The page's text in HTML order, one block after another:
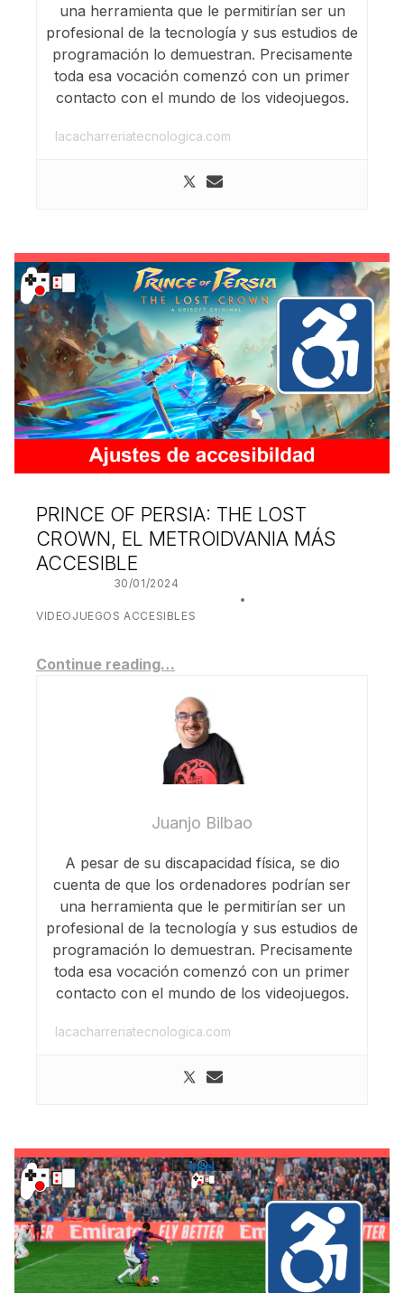
una herramienta que le permitirían ser un
profesional de la tecnología y sus estudios de
programación lo demuestran. Precisamente
toda esa vocación comenzó con un primer
contacto con el mundo de los videojuegos.
lacacharreriatecnologica.com
PRINCE OF PERSIA: THE LOST
CROWN, EL METROIDVANIA MÁS
ACCESIBLE
30/01/2024
VIDEOJUEGOS ACCESIBLES
Continue reading…
Juanjo Bilbao
A pesar de su discapacidad física, se dio
cuenta de que los ordenadores podrían ser
una herramienta que le permitirían ser un
profesional de la tecnología y sus estudios de
programación lo demuestran. Precisamente
toda esa vocación comenzó con un primer
contacto con el mundo de los videojuegos.
lacacharreriatecnologica.com